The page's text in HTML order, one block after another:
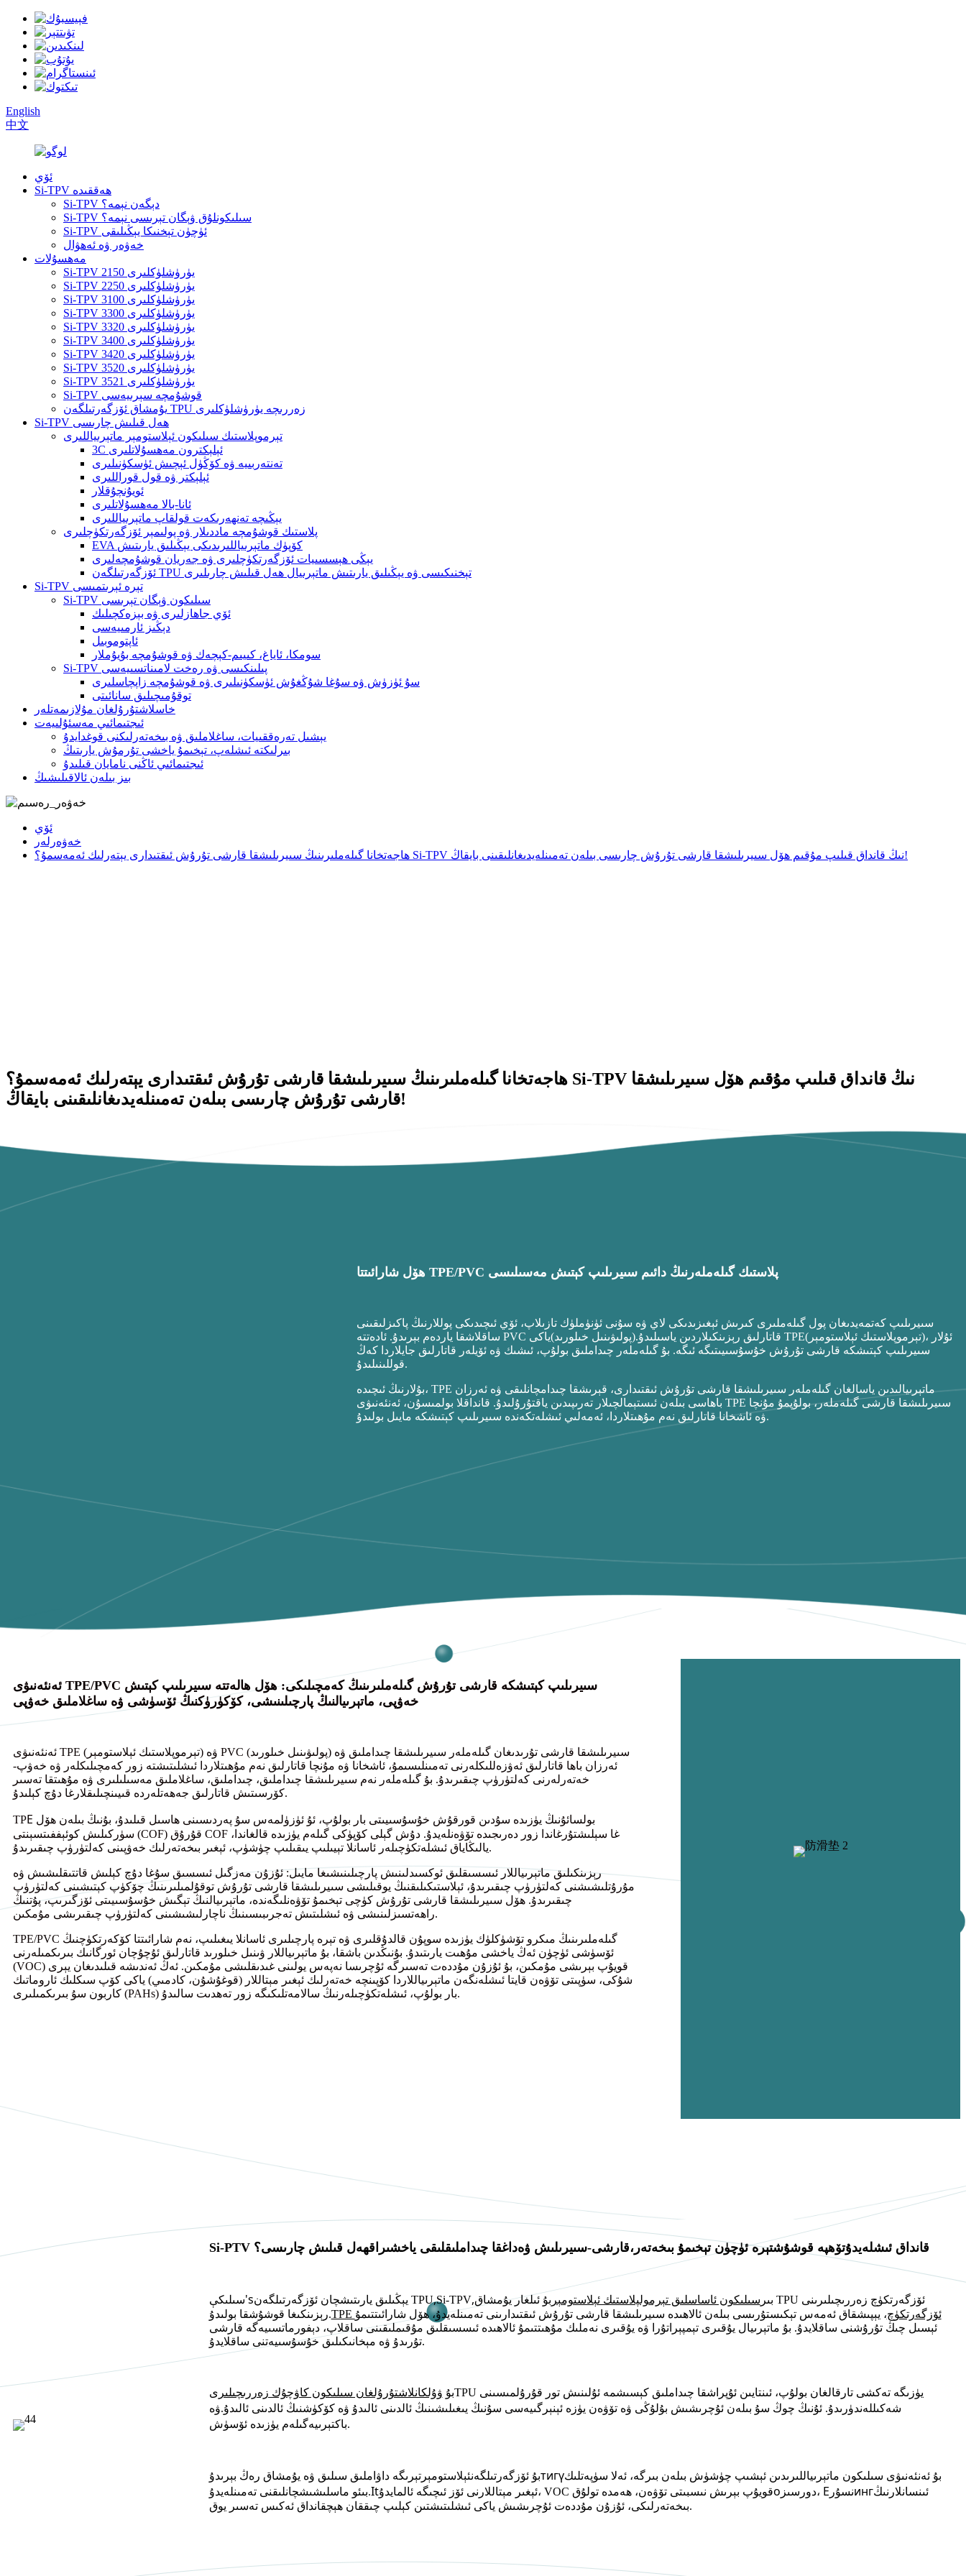
English
中文
ئۆي
Si-TPV ھەققىدە
Si-TPV دېگەن نېمە؟
Si-TPV سىلىكونلۇق ۋېگان تېرىسى نېمە؟
Si-TPV ئۈچۈن تېخنىكا يېڭىلىقى
خەۋەر ۋە ئەھۋال
مەھسۇلات
Si-TPV 2150 يۈرۈشلۈكلىرى
Si-TPV 2250 يۈرۈشلۈكلىرى
Si-TPV 3100 يۈرۈشلۈكلىرى
Si-TPV 3300 يۈرۈشلۈكلىرى
Si-TPV 3320 يۈرۈشلۈكلىرى
Si-TPV 3400 يۈرۈشلۈكلىرى
Si-TPV 3420 يۈرۈشلۈكلىرى
Si-TPV 3520 يۈرۈشلۈكلىرى
Si-TPV 3521 يۈرۈشلۈكلىرى
Si-TPV قوشۇمچە سېرىيەسى
يۇمشاق ئۆزگەرتىلگەن TPU زەررىچە يۈرۈشلۈكلىرى
Si-TPV ھەل قىلىش چارىسى
تېرموپلاستىك سىلىكون ئېلاستومېر ماتېرىياللىرى
3C ئېلېكترون مەھسۇلاتلىرى
تەنتەربىيە ۋە كۆڭۈل ئېچىش ئۈسكۈنىلىرى
ئېلېكتر ۋە قول قوراللىرى
ئويۇنچۇقلار
ئانا-بالا مەھسۇلاتلىرى
يېڭىچە تەنھەرىكەت قولقاپ ماتېرىياللىرى
پلاستىك قوشۇمچە ماددىلار ۋە پولىمېر ئۆزگەرتكۈچلىرى
EVA كۆپۈك ماتېرىياللىرىدىكى يېڭىلىق يارىتىش
يېڭى ھېسسىيات ئۆزگەرتكۈچلىرى ۋە جەريان قوشۇمچەلىرى
ئۆزگەرتىلگەن TPU تېخنىكىسى ۋە يېڭىلىق يارىتىش ماتېرىيال ھەل قىلىش چارىلىرى
Si-TPV تېرە ئېرىتمىسى
Si-TPV سىلىكون ۋېگان تېرىسى
ئۆي جاھازلىرى ۋە بېزەكچىلىك
دېڭىز ئارمىيەسى
ئاپتوموبىل
سومكا، ئاياغ، كىيىم-كېچەك ۋە قوشۇمچە بۇيۇملار
Si-TPV پىلىنكىسى ۋە رەخت لامىناتسىيەسى
سۇ ئۈزۈش ۋە سۇغا شۇڭغۇش ئۈسكۈنىلىرى ۋە قوشۇمچە زاپچاسلىرى
توقۇمىچىلىق سانائىتى
خاسلاشتۇرۇلغان مۇلازىمەتلەر
ئىجتىمائىي مەسئۇلىيەت
يېشىل تەرەققىيات، ساغلاملىق ۋە بىخەتەرلىكنى قوغدايدۇ
بىرلىكتە ئىشلەپ، تېخىمۇ ياخشى تۇرمۇش يارىتىڭ
ئىجتىمائىي ئاڭنى نامايان قىلىدۇ
بىز بىلەن ئالاقىلىشىڭ
ئۆي
خەۋەرلەر
ھاجەتخانا گىلەملىرىنىڭ سىيرىلىشقا قارشى تۇرۇش ئىقتىدارى يېتەرلىك ئەمەسمۇ؟ Si-TPV نىڭ قانداق قىلىپ مۇقىم ھۆل سىيرىلىشقا قارشى تۇرۇش چارىسى بىلەن تەمىنلەيدىغانلىقىنى بايقاڭ!
ھاجەتخانا گىلەملىرىنىڭ سىيرىلىشقا قارشى تۇرۇش ئىقتىدارى يېتەرلىك ئەمەسمۇ؟ Si-TPV نىڭ قانداق قىلىپ مۇقىم ھۆل سىيرىلىشقا
قارشى تۇرۇش چارىسى بىلەن تەمىنلەيدىغانلىقىنى بايقاڭ!
ھۆل شارائىتتا TPE/PVC پلاستىك گىلەملەرنىڭ دائىم سىيرىلىپ كېتىش مەسىلىسى
سىيرىلىپ كەتمەيدىغان پول گىلەملىرى كىرىش ئېغىزىدىكى لاي ۋە سۇنى ئۈنۈملۈك تازىلاپ، ئۆي ئىچىدىكى پوللارنىڭ پاكىزلىقىنى
ساقلاشقا ياردەم بېرىدۇ. ئادەتتە PVC قاتارلىق رېزىنكىلاردىن ياسىلىدۇ.(پولىۋىنىل خىلورىد) ياكى TPE( تېرموپلاستىك ئېلاستومېر)، ئۇلار
سىيرىلىپ كېتىشكە قارشى تۇرۇش خۇسۇسىيىتىگە ئىگە. بۇ گىلەملەر چىداملىق بولۇپ، ئىشىك ۋە ئۆيلەر قاتارلىق جايلاردا كەڭ
قوللىنىلىدۇ.
بۇلارنىڭ ئىچىدە، TPE ماتېرىيالىدىن ياسالغان گىلەملەر سىيرىلىشقا قارشى تۇرۇش ئىقتىدارى، قېرىشقا چىدامچانلىقى ۋە ئەرزان
باھاسى بىلەن ئىستېمالچىلار تەرىپىدىن ياقتۇرۇلىدۇ. قانداقلا بولمىسۇن، ئەنئەنىۋى TPE سىيرىلىشقا قارشى گىلەملەر، بولۇپمۇ مۇنچا
ۋە ئاشخانا قاتارلىق نەم مۇھىتلاردا، ئەمەلىي ئىشلەتكەندە سىيرىلىپ كېتىشكە مايىل بولىدۇ.
ئەنئەنىۋى TPE/PVC سىيرىلىپ كېتىشكە قارشى تۇرۇش گىلەملىرىنىڭ كەمچىلىكى: ھۆل ھالەتتە سىيرىلىپ كېتىش
خەۋپى، ماتېرىيالنىڭ پارچىلىنىشى، كۆكۈرۈكنىڭ ئۆسۈشى ۋە ساغلاملىق خەۋپى
ئەنئەنىۋى TPE (تېرموپلاستىك ئېلاستومېر) ۋە PVC (پولىۋىنىل خىلورىد) سىيرىلىشقا قارشى تۇرىدىغان گىلەملەر سىيرىلىشقا چىداملىق ۋە
ئەرزان باھا قاتارلىق ئەۋزەللىكلەرنى تەمىنلىسىمۇ، ئاشخانا ۋە مۇنچا قاتارلىق نەم مۇھىتلاردا ئىشلىتىشتە زور كەمچىلىكلەر ۋە خەۋپ-
خەتەرلەرنى كەلتۈرۈپ چىقىرىدۇ. بۇ گىلەملەر نەم سىيرىلىشقا چىداملىق، چىداملىق، ساغلاملىق مەسىلىلىرى ۋە مۇھىتقا تەسىر
كۆرسىتىش قاتارلىق جەھەتلەردە قىيىنچىلىقلارغا دۇچ كېلىدۇ.
TP E بولسائۇنىڭ يۈزىدە سۇدىن قورقۇش خۇسۇسىيىتى بار بولۇپ، ئۇ ئۈزۈلمەس سۇ پەردىسىنى ھاسىل قىلىدۇ، بۇنىڭ بىلەن ھۆل
سۈركىلىش كوئېففىتسېنتى (COF) قۇرۇق COF غا سېلىشتۇرغاندا زور دەرىجىدە تۆۋەنلەيدۇ. دۇش گېلى كۆپۈكى گىلەم يۈزىدە قالغاندا،
يالىڭاياق ئىشلەتكۈچىلەر ئاسانلا تېيىلىپ يىقىلىپ چۈشۈپ، ئېغىر بىخەتەرلىك خەۋپىنى كەلتۈرۈپ چىقىرىدۇ.
رېزىنكىلىق ماتېرىياللار ئىسسىقلىق ئوكسىدلىنىش پارچىلىنىشىغا مايىل: ئۇزۇن مەزگىل ئىسسىق سۇغا دۇچ كېلىش قاتتىقلىشىش ۋە
مۇرۇتلىشىشنى كەلتۈرۈپ چىقىرىدۇ، ئېلاستىكىلىقنىڭ يوقىلىشى سىيرىلىشقا قارشى تۇرۇش توقۇلمىلىرىنىڭ چۆكۈپ كېتىشىنى كەلتۈرۈپ
چىقىرىدۇ. ھۆل سىيرىلىشقا قارشى تۇرۇش كۈچى تېخىمۇ تۆۋەنلىگەندە، ماتېرىيالنىڭ تېگىش خۇسۇسىيىتى ئۆزگىرىپ، پۇتنىڭ
راھەتسىزلىنىشى ۋە ئىشلىتىش تەجرىبىسىنىڭ ناچارلىشىشىنى كەلتۈرۈپ چىقىرىشى مۇمكىن.
TPE/PVC گىلەملىرىنىڭ مىكرو تۆشۈكلۈك يۈزىدە سوپۇن قالدۇقلىرى ۋە تېرە پارچىلىرى ئاسانلا يىغىلىپ، نەم شارائىتتا كۆكەرتكۈچنىڭ
ئۆسۈشى ئۈچۈن ئەڭ ياخشى مۇھىت يارىتىدۇ. بۇنىڭدىن باشقا، بۇ ماتېرىياللار ۋىنىل خىلورىد قاتارلىق ئۇچۇچان ئورگانىك بىرىكمىلەرنى
(VOC) قويۇپ بېرىشى مۇمكىن، بۇ ئۇزۇن مۇددەت تەسىرگە ئۇچرىسا نەپەس يولىنى غىدىقلىشى مۇمكىن. ئەڭ ئەندىشە قىلىدىغان يېرى
شۇكى، سۈپىتى تۆۋەن قايتا ئىشلەنگەن ماتېرىياللاردا كۆپىنچە خەتەرلىك ئېغىر مېتاللار (قوغۇشۇن، كادمىي) ياكى كۆپ سىكلىك ئاروماتىك
كاربون سۇ بىرىكمىلىرى (PAHs) بار بولۇپ، ئىشلەتكۈچىلەرنىڭ سالامەتلىكىگە زور تەھدىت سالىدۇ.
Si-PTV قانداق ئىشلەيدۇتۆھپە قوشۇشتېرە ئۈچۈن تېخىمۇ بىخەتەر،قارشى-سىيرىلىش ۋەداغقا چىداملىقلىقى ياخشىراقھەل قىلىش چارىسى؟
سىلىكې's يېڭىلىق يارىتىشچان ئۆزگەرتىلگەن TPU,Si-TPV, بىر سىلىكون ئاساسلىق تېرمولپلاستىك ئېلاستومېر بۇ ئىلغار يۇمشاق TPU ئۆزگەرتكۈچ زەررىچىلىرىنى
رېزىنكىغا قوشۇشقا بولىدۇ.
TPE ئۆزگەرتكۈچ، يېپىشقاق ئەمەس تېكىستۇرىسى بىلەن ئالاھىدە سىيرىلىشقا قارشى تۇرۇش ئىقتىدارىنى تەمىنلەيدۇ، ھۆل شارائىتتىمۇ
ئېسىل چىڭ تۇرۇشنى ساقلايدۇ. بۇ ماتېرىيال يۇقىرى تېمپېراتۇرا ۋە يۇقىرى نەملىك مۇھىتتىمۇ ئالاھىدە ئىسسىقلىق مۇقىملىقىنى ساقلاپ، دېفورماتسىيەگە قارشى
تۇرىدۇ ۋە مېخانىكىلىق خۇسۇسىيەتنى ساقلايدۇ.
بۇ ۋۇلكانلاشتۇرۇلغان سىلىكون كاۋچۇك زەررىچىلىرى
TPU يۈزىگە تەكشى تارقالغان بولۇپ، ئىنتايىن ئۇپراشقا چىداملىق كېسىشمە ئۇلىنىش تور قۇرۇلمىسىنى
شەكىللەندۈرىدۇ. ئۇنىڭ چوڭ سۇ بىلەن ئۇچرىشىش بۇلۇڭى ۋە تۆۋەن يۈزە ئېنېرگىيەسى سۇنىڭ يىغىلىشىنىڭ ئالدىنى ئالىدۇ ۋە كۆكۈشنىڭ ئالدىنى ئالىدۇ.ۋە
باكتېرىيەگىلەم يۈزىدە ئۆسۈش.
بۇ ئۆزگەرتىلگەنئېلاستومېرتېرىگە داۋاملىق سىلىق ۋە يۇمشاق رەڭ بېرىدۇ тигүبۇ ئەنئەنىۋى سىلىكون ماتېرىياللىرىدىن ئېشىپ چۈشۈش بىلەن بىرگە، ئەلا سۈپەتلىك
بىئو ماسلىشىشچانلىقنى تەمىنلەيدۇ.It ئېغىر مېتاللارنى ئۆز ئىچىگە ئالمايدۇ، VOC قويۇپ بېرىش نىسبىتى تۆۋەن، ھەمدە تولۇقo دورسىز، E نسۇرингئىنسانلارنىڭ
بىخەتەرلىكى، ئۇزۇن مۇددەت ئۇچرىشىش ياكى ئىشلىتىشتىن كېلىپ چىققان ھېچقانداق ئەكىس تەسىر يوق.